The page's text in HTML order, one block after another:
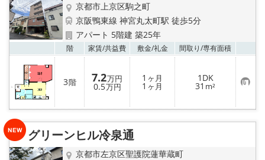
京都市上京区駒之町
京阪鴨東線 神宮丸太町駅 徒歩5分
アパート 5階建 築25年
階 家賃/共益費 敷金/礼金 間取り/専有面積
3階 7.2万円
0.5万円
1 ヶ月
1 ヶ月
1DK
31 m² お
気
に
入
グリーンヒル冷泉通
京都市左京区聖護院蓮華蔵町